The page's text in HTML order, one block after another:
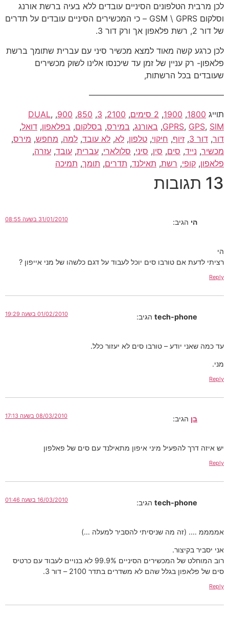
לכן מרבית הטלפונים הסיניים עובדים ללא בעיה ברשת אורנג
וסלקום GSM \ GPRS – כי המכשירים הסיניים עובדים על תדרים
של דור 2, רשת פלאפון אך ורק דור 3.
לכן כרגע קשה מאוד למצא מכשיר סיני עם עברית שתומך ברשת
פלאפון- רק עניין של זמן עד שיכנסו אלינו לשוק מכשירים
שעובדים בכל הרשתות,
————————————————–
תוייג 1800
,
1900
, 2 סימים ,
2100
,
3
,
850
,
900
,
DUAL,
GPRS, GPS, SIM
, באורנג, במירס, בסלקום, בפלאפון, דואל,
דור, דור 3 , זיוף, חיקוי, טלפון, לא, לא עובד, למה, מחפש, מירס,
מכשיר, נייד, סים, סין, סיני, סלולארי, עברית, עובד, עזרה,
פלאפון, קופי, רשת, תאילנד, תדרים, תומך, תמיכה
13 תגובות
הי הגיב: 31/01/2010 בשעה 08:55
הי
רציתי לדעת אם טורבו סים יוכל לעבוד על דגם כלשהו של מני אייפון ?
Reply
tech-phone הגיב: 01/02/2010 בשעה 19:29
עד כמה שאני יודע – טורבו סים לא יעזור כלל.
מני.
Reply
בן הגיב: 08/03/2010 בשעה 17:13
יש איזה דרך להפעיל מיני איפון מתאילנד עם סים של פאלפון
Reply
tech-phone הגיב: 16/03/2010 בשעה 01:46
אממממ …. (זה מה שניסיתי להסביר למעלה …)
אני יסביר בקיצור.
רוב המוחלט של המכשירים הסיניים 99.9% לא בנויים לעבוד עם כרטיס
סים של פלאפון בגלל שהם לא משדרים בתדר 2100 – דור 3.
Reply